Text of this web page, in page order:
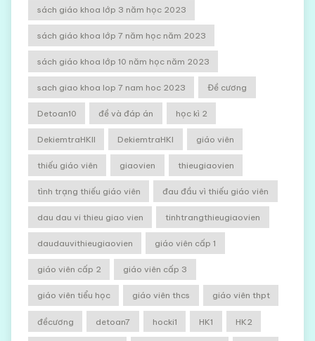
sách giáo khoa lớp 3 năm học 2023
sách giáo khoa lớp 7 năm học năm 2023
sách giáo khoa lớp 10 năm học năm 2023
sach giao khoa lop 7 nam hoc 2023 Đề cương
Detoan10 đề và đáp án học kì 2
DekiemtraHKII DekiemtraHKI giáo viên
thiếu giáo viên giaovien thieugiaovien
tình trạng thiếu giáo viên đau đầu vì thiếu giáo viên
dau dau vi thieu giao vien tinhtrangthieugiaovien
daudauvithieugiaovien giáo viên cấp 1
giáo viên cấp 2 giáo viên cấp 3
giáo viên tiểu học giáo viên thcs giáo viên thpt
đềcương detoan7 hocki1 HK1 HK2